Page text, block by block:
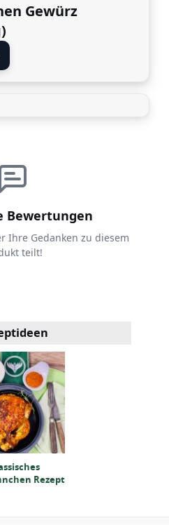
Gewürz
Bewertungen
Ihre Gedanken zu diesem
teilt!
Rezept